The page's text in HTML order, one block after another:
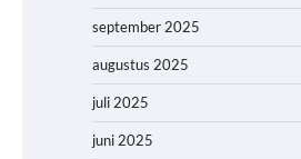
september 2025
augustus 2025
juli 2025
juni 2025